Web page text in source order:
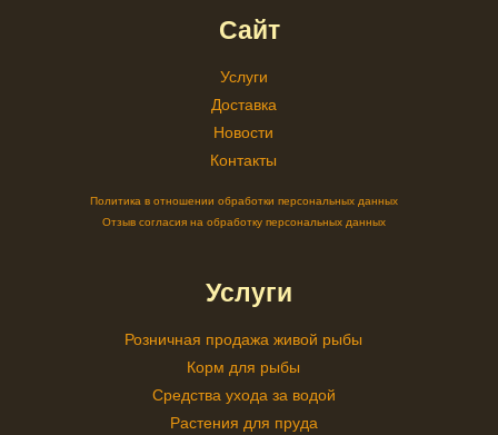
Сайт
Услуги
Доставка
Новости
Контакты
Политика в отношении обработки персональных данных
Отзыв согласия на обработку персональных данных
Услуги
Розничная продажа живой рыбы
Корм для рыбы
Средства ухода за водой
Растения для пруда